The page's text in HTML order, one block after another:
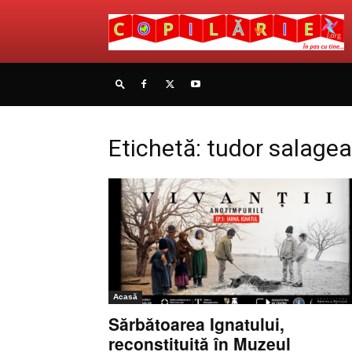
Etichetă: tudor
Acasă
Sărbătoarea Ignatului,
reconstituită în Muzeul